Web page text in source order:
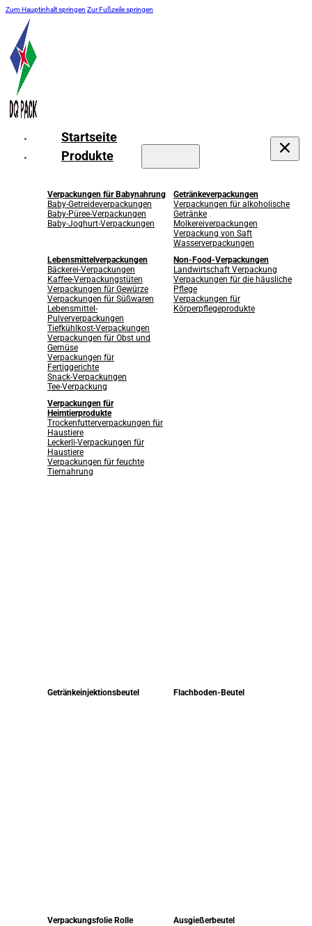
Zum Hauptinhalt springen Zur Fußzeile springen
Startseite
Produkte
Verpackungen für Babynahrung
Baby-Getreideverpackungen
Baby-Püree-Verpackungen
Baby-Joghurt-Verpackungen
Getränkeverpackungen
Verpackungen für alkoholische
Getränke
Molkereiverpackungen
Verpackung von Saft
Wasserverpackungen
Lebensmittelverpackungen
Bäckerei-Verpackungen
Kaffee-Verpackungstüten
Verpackungen für Gewürze
Verpackungen für Süßwaren
Lebensmittel-
Pulververpackungen
Tiefkühlkost-Verpackungen
Verpackungen für Obst und
Gemüse
Verpackungen für
Fertiggerichte
Snack-Verpackungen
Tee-Verpackung
Non-Food-Verpackungen
Landwirtschaft Verpackung
Verpackungen für die häusliche
Pflege
Verpackungen für
Körperpflegeprodukte
Verpackungen für
Heimtierprodukte
Trockenfutterverpackungen für
Haustiere
Leckerli-Verpackungen für
Haustiere
Verpackungen für feuchte
Tiernahrung
Getränkeinjektionsbeutel Flachboden-Beutel
Verpackungsfolie Rolle Ausgießerbeutel